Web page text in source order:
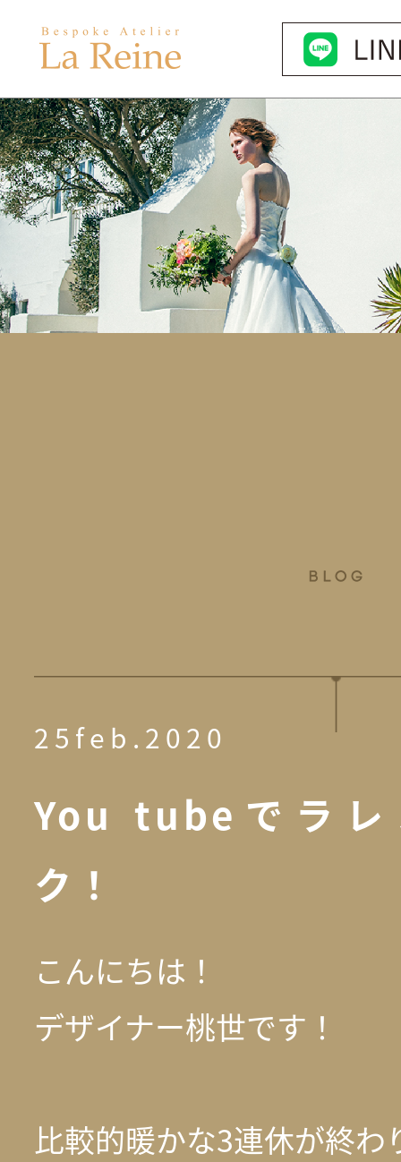
25feb.2020
You tubeでラ
ク！
こんにちは！
デザイナー桃世です！
比較的暖かな3連休が終わ